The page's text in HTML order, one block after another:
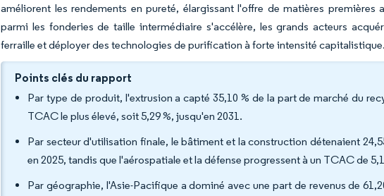
améliorent les rendements en pureté, élargissant l'offre de matières
parmi les fonderies de taille intermédiaire s'accélère, les grands acteurs
ferraille et déployer des technologies de purification à forte intensité capitalistique.
Points clés du rapport
Par type de produit, l'extrusion a capté 35,10 % de la part de marché du
TCAC le plus élevé, soit 5,29 %, jusqu'en 2031.
Par secteur d'utilisation finale, le bâtiment et la construction détenaient
en 2025, tandis que l'aérospatiale et la défense progressent à un TCAC de
Par géographie, l'Asie-Pacifique a dominé avec une part de revenus de